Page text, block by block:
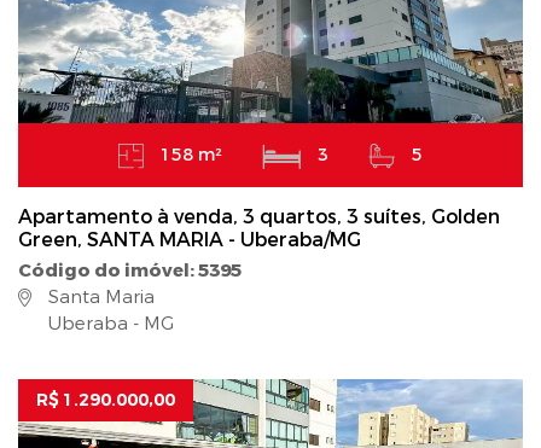
158 m² 3 5
Apartamento à venda, 3 quartos, 3 suítes, Golden
Green, SANTA MARIA - Uberaba/MG
Código do imóvel: 5395
Santa Maria
Uberaba - MG
R$ 1.290.000,00